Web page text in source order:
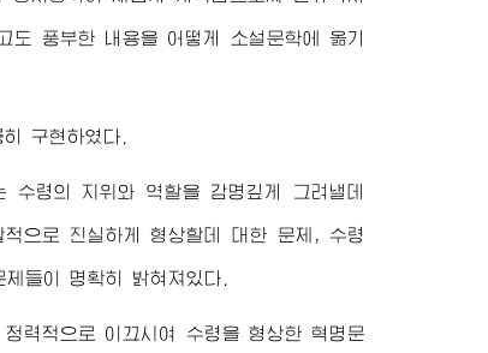
도 풍부한 내용을 어떻게 소설문학에 옮기
구현하였다.
수령 의 지위와 역할을 감명깊게 그려낼데
으로 진실하게 형상할데 대한 문제, 수령
들이 명확히 밝혀져있다.
력적으로 이끄시여 수령 을 형상한 혁명문